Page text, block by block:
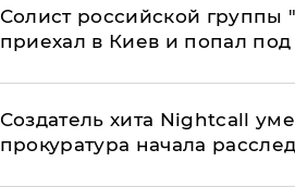
Солист российской группы
приехал в Киев и попал
Создатель хита Nightcall
прокуратура начала